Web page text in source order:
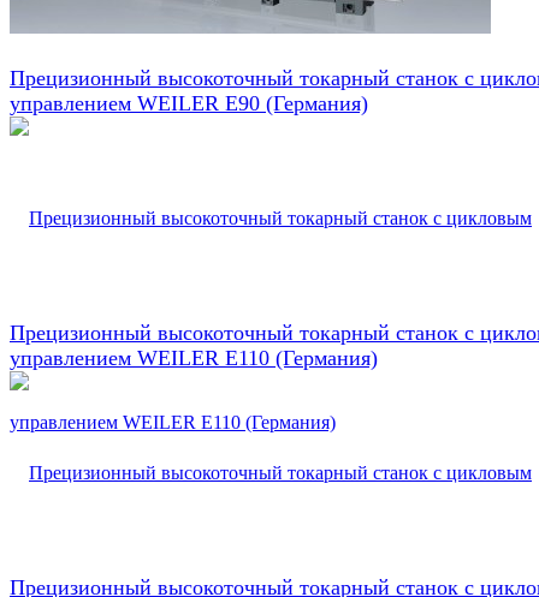
Прецизионный высокоточный токарный станок с
управлением WEILER E90 (Германия)
Прецизионный высокоточный токарный станок с
управлением WEILER E110 (Германия)
Прецизионный высокоточный токарный станок с